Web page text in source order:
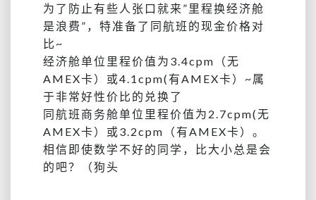
为了防止有些人张口就来”里程换经济舱
是浪费”，特准备了同航班的现金价格对
比~
经济舱单位里程价值为3.4cpm（无
AMEX卡）或4.1cpm(有AMEX卡）~属
于非常好性价比的兑换了
同航班商务舱单位里程价值为2.7cpm(无
AMEX卡）或3.2cpm（有AMEX卡）。
相信即使数学不好的同学，比大小总是会
的吧？（狗头